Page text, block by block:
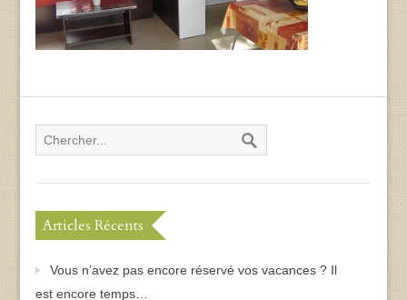
Articles Récents
Vous n’avez pas encore réservé vos vacances ? Il
est encore temps…